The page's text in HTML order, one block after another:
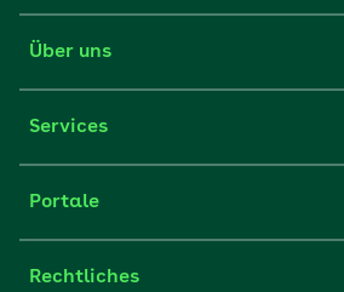
Über uns
Services
Portale
Rechtliches